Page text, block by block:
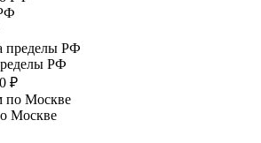
РФ
₽
Москве